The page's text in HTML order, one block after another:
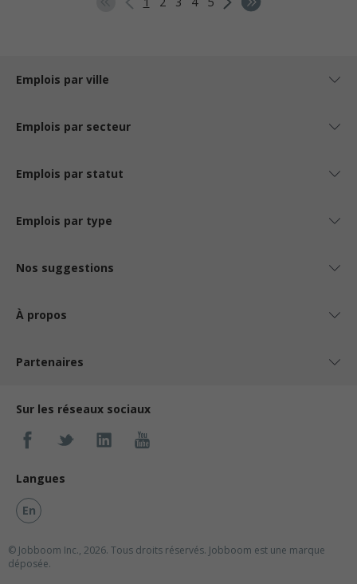
Emplois par ville
Emplois par secteur
Emplois par statut
Emplois par type
Nos suggestions
À propos
Partenaires
Sur les réseaux sociaux
Langues
En
© Jobboom Inc., 2026. Tous droits réservés. Jobboom est une marque
déposée.